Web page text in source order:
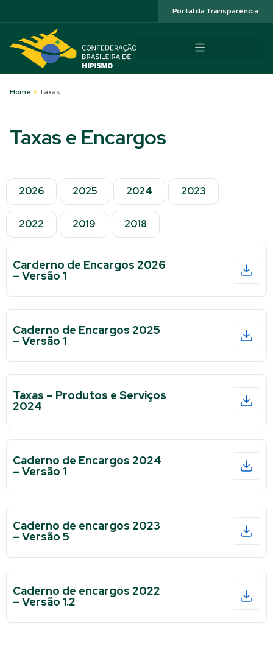
Portal da Transparência
Home > Taxas
Taxas e Encargos
2026 2025 2024 2023
2022 2019 2018
Carderno de Encargos 2026
– Versão 1
Caderno de Encargos 2025
– Versão 1
Taxas – Produtos e Serviços
2024
Caderno de Encargos 2024
– Versão 1
Caderno de encargos 2023
– Versão 5
Caderno de encargos 2022
– Versão 1.2